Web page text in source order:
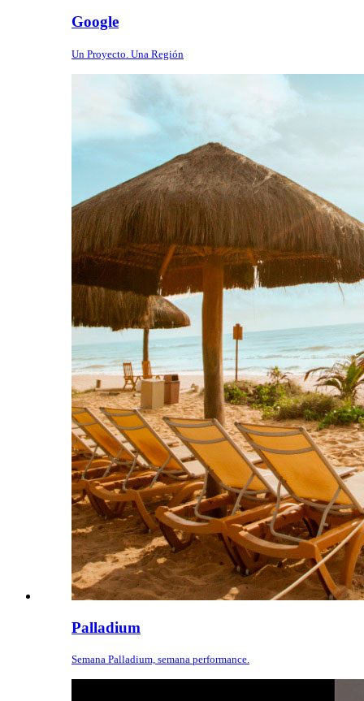
Google
Un Proyecto. Una Región
Palladium
Semana Palladium, semana performance.